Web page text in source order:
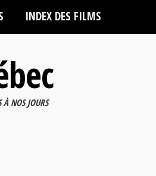
INDEX DES FILMS
À NOS JOURS